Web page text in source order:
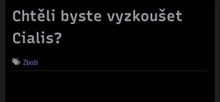
Chtěli byste vyzkoušet
Cialis?
Zboží